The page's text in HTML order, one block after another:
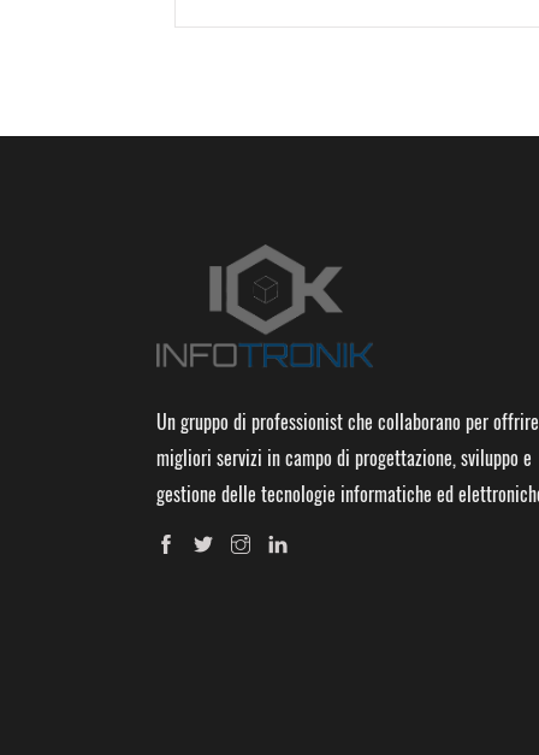
Un gruppo di professionist che collaborano per
migliori servizi in campo di progettazione, sviluppo e
gestione delle tecnologie informatiche ed